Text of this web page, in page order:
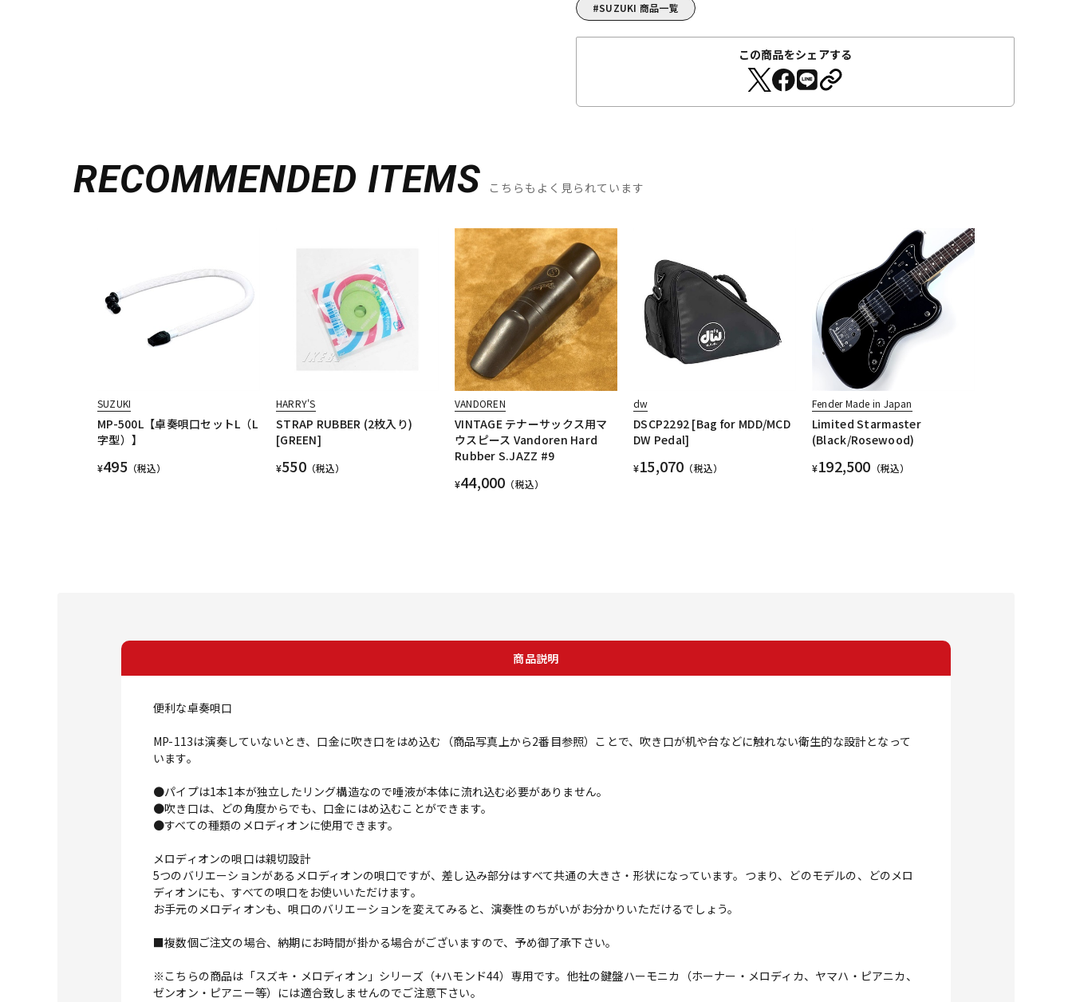
SUZUKI 商品一覧
この商品をシェアする
RECOMMENDED ITEMS こちらもよく見られています
SUZUKI
MP-500L【卓奏唄口セットL（L
字型）】
¥495 （税込）
HARRY'S
STRAP RUBBER (2枚入り)
[GREEN]
¥550（税込）
VANDOREN
VINTAGE テナーサックス用マ
ウスピース Vandoren Hard
Rubber S.JAZZ #9
¥44,000 （税込）
dw
DSCP2292 [Bag for MDD/MCD
DW Pedal]
¥15,070 （税込）
Fender Made in Japan
Limited Starmaster
(Black/Rosewood)
¥192,500 （税込）
商品説明
便利な卓奏唄口
MP-113は演奏していないとき、口金に吹き口をはめ込む（商品写真上から2番目参照）ことで、吹き口が机や台などに触れない衛生的な設計となって
います。
●パイプは1本1本が独立したリング構造なので唾液が本体に流れ込む必要がありません。
●吹き口は、どの角度からでも、口金にはめ込むことができます。
●すべての種類のメロディオンに使用できます。
メロディオンの唄口は親切設計
5つのバリエーションがあるメロディオンの唄口ですが、差し込み部分はすべて共通の大きさ・形状になっています。つまり、どのモデルの、どのメロ
ディオンにも、すべての唄口をお使いいただけます。
お手元のメロディオンも、唄口のバリエーションを変えてみると、演奏性のちがいがお分かりいただけるでしょう。
■複数個ご注文の場合、納期にお時間が掛かる場合がございますので、予め御了承下さい。
※こちらの商品は「スズキ・メロディオン」シリーズ（+ハモンド44）専用です。他社の鍵盤ハーモニカ（ホーナー・メロディカ、ヤマハ・ピアニカ、
ゼンオン・ピアニー等）には適合致しませんのでご注意下さい。